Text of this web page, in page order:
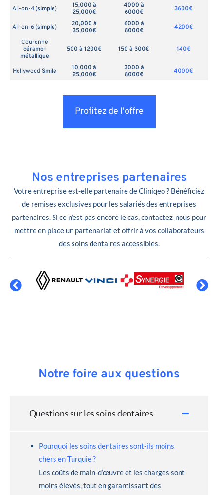
All-on-4 (simple)
15,000 à
25,000€
4000 à
6000€
3600€
All-on-6 (simple)
20,000 à
35,000€
6000 à
8000€
4200€
Couronne
céramo-
métallique
500 à 1200€ 150 à 300€ 140€
Hollywood Smile
10,000 à
25,000€
3000 à
8000€
4000€
Profitez de l'offre
Nos entreprises partenaires
Votre entreprise est-elle partenaire de Cliniqeo ? Bénéficiez
de remises exclusives pour les salariés des entreprises
partenaires. Si ce n’est pas encore le cas, contactez-nous pour
mettre en place un partenariat et offrir à vos collaborateurs
des soins dentaires accessibles.
Notre foire aux questions
Questions sur les soins dentaires
Pourquoi les soins dentaires sont-ils moins
chers en Turquie ?
Les coûts de main-d’œuvre et les charges sont
moins élevés, tout en garantissant des